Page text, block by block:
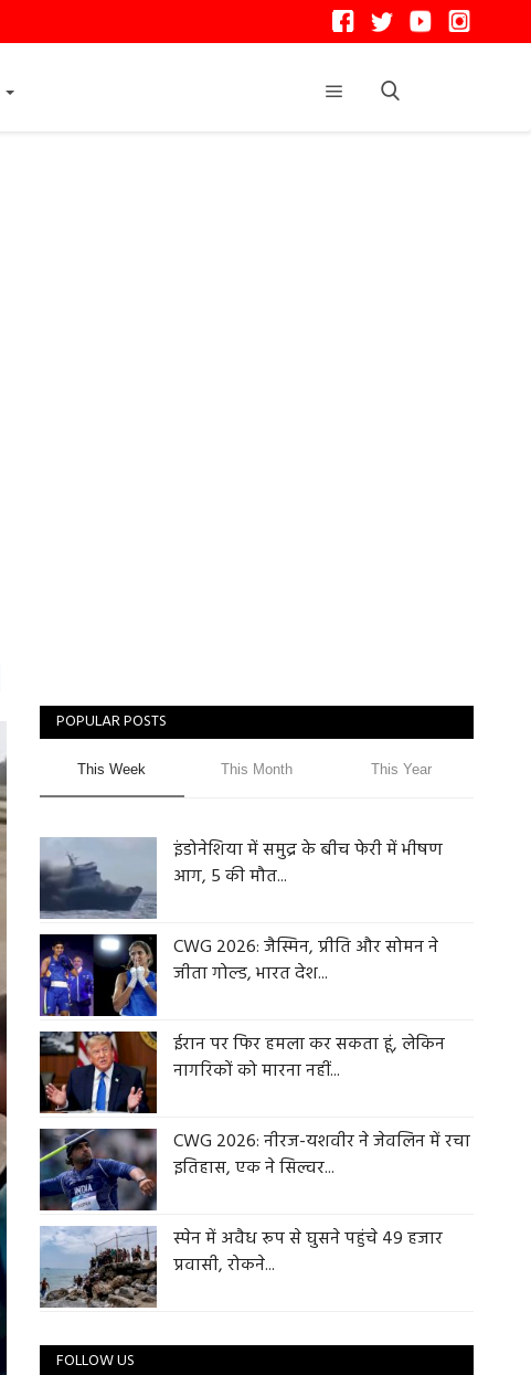
POPULAR POSTS
This Week This Month This Year
इंडोनेशिया में समुद्र के बीच फेरी में भीषण
आग, 5 की मौत...
CWG 2026: जैस्मिन, प्रीति और सोमन ने
जीता गोल्ड, भारत देश...
ईरान पर फिर हमला कर सकता हूं, लेकिन
नागरिकों को मारना नहीं...
CWG 2026: नीरज-यशवीर ने जेवलिन में रचा
इतिहास, एक ने सिल्वर...
स्पेन में अवैध रूप से घुसने पहुंचे 49 हजार
प्रवासी, रोकने...
FOLLOW US